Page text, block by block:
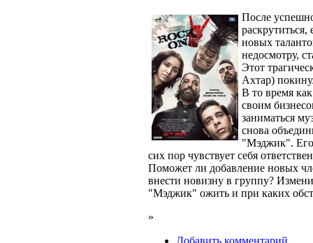
После
новых
недосмотру,
Этот
Ахтар)
В то время
своим
заниматься
снова
"Мэджик". Его
сих пор чувствует себя
Поможет ли добавление новых
внести новизну в группу?
"Мэджик" ожить и при каких
»
Добавить комментарий